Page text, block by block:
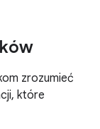
zrozumieć
które